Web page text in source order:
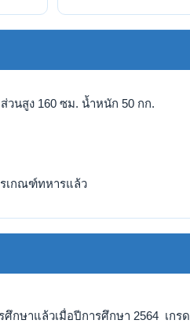
วนสูง 160 ซม. น้ำหนัก 50 กก.
เกณฑ์ทหารแล้ว
กษาแล้วเมื่อปีการศึกษา 2564 เกรด